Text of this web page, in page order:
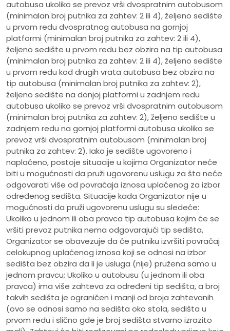
autobusa ukoliko se prevoz vrši dvospratnim autobusom
(minimalan broj putnika za zahtev: 2 ili 4), željeno sedište
u prvom redu dvospratnog autobusa na gornjoj
platformi (minimalan broj putnika za zahtev: 2 ili 4),
željeno sedište u prvom redu bez obzira na tip autobusa
(minimalan broj putnika za zahtev: 2 ili 4), željeno sedište
u prvom redu kod drugih vrata autobusa bez obzira na
tip autobusa (minimalan broj putnika za zahtev: 2),
željeno sedište na donjoj platformi u zadnjem redu
autobusa ukoliko se prevoz vrši dvospratnim autobusom
(minimalan broj putnika za zahtev: 2), željeno sedište u
zadnjem redu na gornjoj platformi autobusa ukoliko se
prevoz vrši dvospratnim autobusom (minimalan broj
putnika za zahtev: 2). Iako je sedište ugovoreno i
naplaćeno, postoje situacije u kojima Organizator neće
biti u mogućnosti da pruži ugovorenu uslugu za šta neće
odgovarati više od povraćaja iznosa uplaćenog za izbor
određenog sedišta. Situacije kada Organizator nije u
mogućnosti da pruži ugovorenu uslugu su sledeće:
Ukoliko u jednom ili oba pravca tip autobusa kojim će se
vršiti prevoz putnika nema odgovarajući tip sedišta,
Organizator se obavezuje da će putniku izvršiti povraćaj
celokupnog uplaćenog iznosa koji se odnosi na izbor
sedišta bez obzira da li je usluga (nije) pružena samo u
jednom pravcu; Ukoliko u autobusu (u jednom ili oba
pravca) ima više zahteva za određeni tip sedišta, a broj
takvih sedišta je ograničen i manji od broja zahtevanih
(ovo se odnosi samo na sedišta oko stola, sedišta u
prvom redu i slično gde je broj sedišta stvarno izrazito